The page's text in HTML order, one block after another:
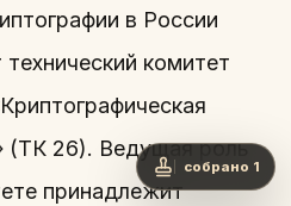
в России
комитет
(ТК 26). Ведущая роль
принадлежит
собрано 1